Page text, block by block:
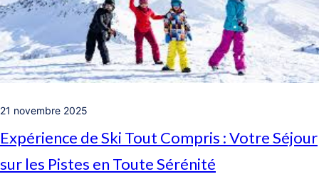
21 novembre 2025
Expérience de Ski Tout Compris : Votre Séjour
sur les Pistes en Toute Sérénité